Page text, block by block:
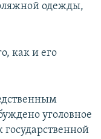
одежды,
как и его
уголовное
государственной